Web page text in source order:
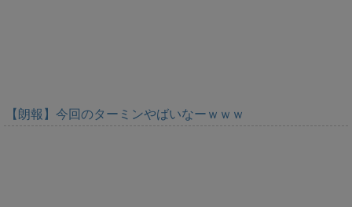
【朗報】今回のターミンやばいなーｗｗｗ